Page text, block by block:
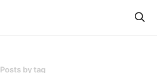
Posts by tag